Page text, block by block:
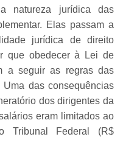
natureza jurídica das
Elas passam a
jurídica de direito
que obedecer à Lei de
a seguir as regras das
das consequências
dos dirigentes da
eram limitados ao
Tribunal Federal (R$